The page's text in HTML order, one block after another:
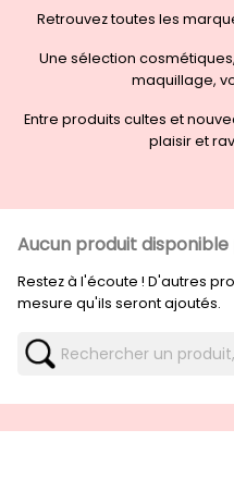
Retrouvez toutes les
Une sélection
maquillage,
Entre produits cultes et
plaisir et
Aucun produit
Restez à l'écoute ! D'autres
mesure qu'ils seront ajoutés.